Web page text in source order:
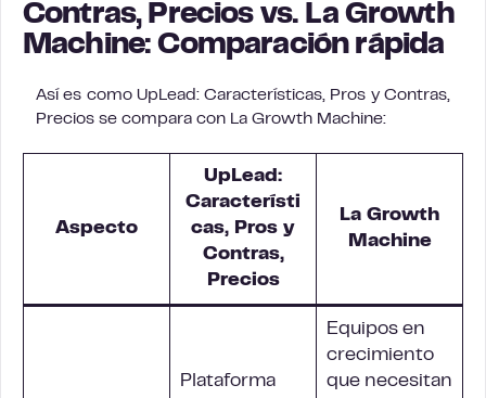
Contras, Precios vs. La Growth
Machine: Comparación rápida
Así es como UpLead: Características, Pros y Contras,
Precios se compara con La Growth Machine:
Aspecto
UpLead:
Característi
cas, Pros y
Contras,
Precios
La Growth
Machine
Plataforma
Equipos en
crecimiento
que necesitan